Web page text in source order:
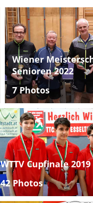
Wiener
Senioren 2022
7 Photos
WTTV Cupfinale 2019
42 Photos